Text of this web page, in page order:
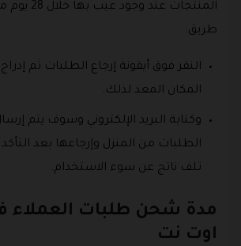
المنتجات
طريق:
النقر فوق أيقونة إرجاع الطلبات ثم
المكان المعد لذلك.
وكتابة البريد الإلكتروني وسوف يتم
الطلبات من المنزل وإرجاعها بعد
تلف ناتج عن سوء الاستخدام.
مدة شحن طلبات العملاء
اوت نت